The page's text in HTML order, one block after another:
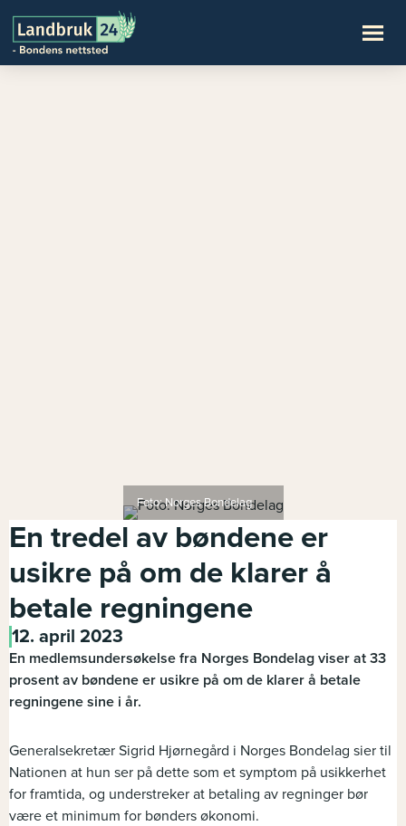
Foto: Norges Bondelag
En tredel av bøndene er
usikre på om de klarer å
betale regningene
12. april 2023
En medlemsundersøkelse fra Norges Bondelag viser at 33
prosent av bøndene er usikre på om de klarer å betale
regningene sine i år.
Generalsekretær Sigrid Hjørnegård i Norges Bondelag sier til
Nationen at hun ser på dette som et symptom på usikkerhet
for framtida, og understreker at betaling av regninger bør
være et minimum for bønders økonomi.